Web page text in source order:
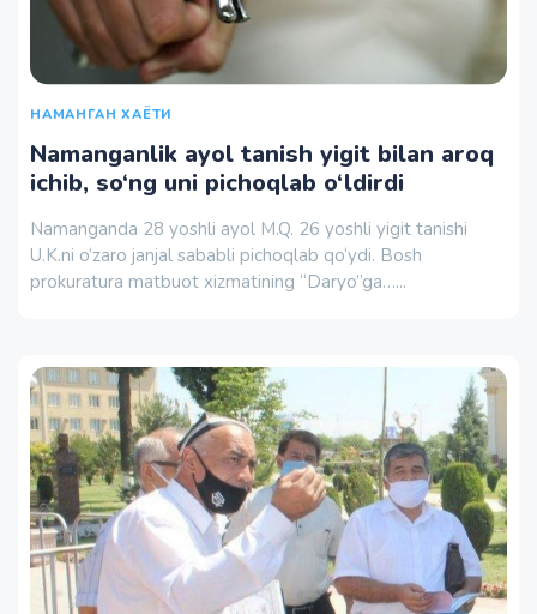
НАМАНГАН ХАЁТИ
Namanganlik ayol tanish yigit bilan aroq
ichib, so‘ng uni pichoqlab o‘ldirdi
Namanganda 28 yoshli ayol M.Q. 26 yoshli yigit tanishi
U.K.ni o‘zaro janjal sababli pichoqlab qo‘ydi. Bosh
prokuratura matbuot xizmatining “Daryo”ga…...